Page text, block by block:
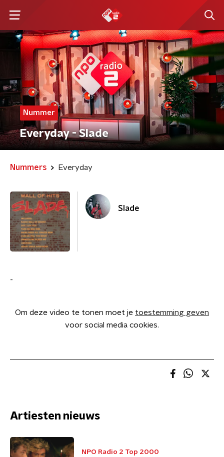
Nummer
Everyday - Slade
Nummers Everyday
Slade
-
Om deze video te tonen moet je toestemming geven
voor social media cookies.
Artiesten nieuws
NPO Radio 2 Top 2000